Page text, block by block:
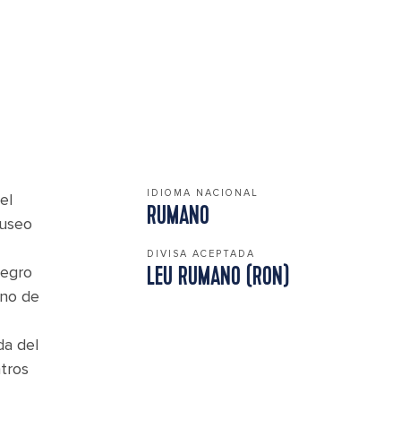
de
del
IDIOMA NACIONAL
RUMANO
DIVISA ACEPTADA
LEU RUMANO (RON)